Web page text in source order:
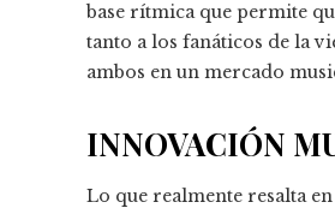
base rítmica que permite
tanto a los fanáticos de la
ambos en un mercado
INNOVACIÓN
Lo que realmente resalta